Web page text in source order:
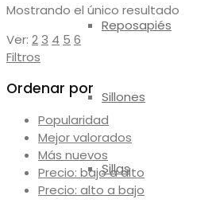
Reposapiés
Sillones
Sillas
Mostrando el único resultado
Ver: 2 3 4 5 6
Filtros
Ordenar por
Popularidad
Mejor valorados
Más nuevos
Precio: bajo a alto
Precio: alto a bajo